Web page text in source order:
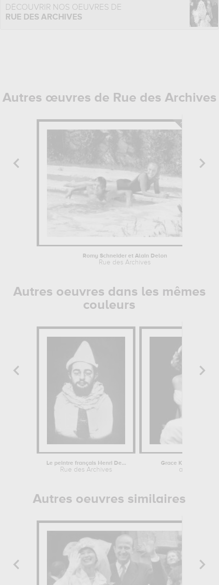
DÉCOUVRIR NOS OEUVRES DE
RUE DES ARCHIVES
Autres œuvres de Rue des Archives
Romy Schneider et Alain Delon
Rue des Archives
Autres oeuvres dans les mêmes
couleurs
Le peintre français Henri De...
Rue des Archives
Grace Kelly (1929-
anonyme
Autres oeuvres similaires